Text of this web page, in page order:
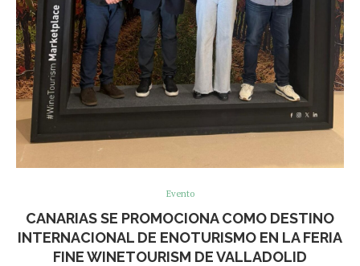
Evento
CANARIAS SE PROMOCIONA COMO DESTINO
INTERNACIONAL DE ENOTURISMO EN LA FERIA
FINE WINETOURISM DE VALLADOLID